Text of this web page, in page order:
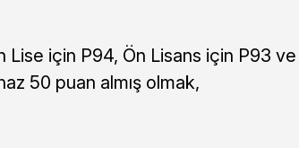
Lise için P94, Ön Lisans için P93 ve
50 puan almış olmak,